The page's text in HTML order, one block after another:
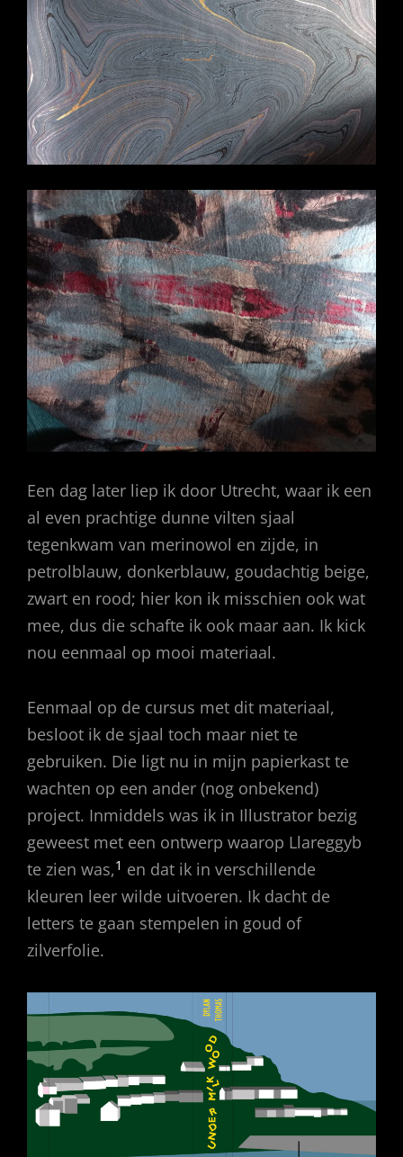
Een dag later liep ik door Utrecht, waar ik een
al even prachtige dunne vilten sjaal
tegenkwam van merinowol en zijde, in
petrolblauw, donkerblauw, goudachtig beige,
zwart en rood; hier kon ik misschien ook wat
mee, dus die schafte ik ook maar aan. Ik kick
nou eenmaal op mooi materiaal.
Eenmaal op de cursus met dit materiaal,
besloot ik de sjaal toch maar niet te
gebruiken. Die ligt nu in mijn papierkast te
wachten op een ander (nog onbekend)
project. Inmiddels was ik in Illustrator bezig
geweest met een ontwerp waarop Llareggyb
te zien was,1 en dat ik in verschillende
kleuren leer wilde uitvoeren. Ik dacht de
letters te gaan stempelen in goud of
zilverfolie.